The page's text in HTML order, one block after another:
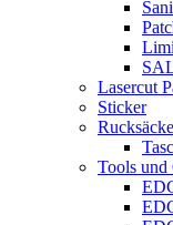
Lasercut
Sticker
Rucksäcke
Tools und